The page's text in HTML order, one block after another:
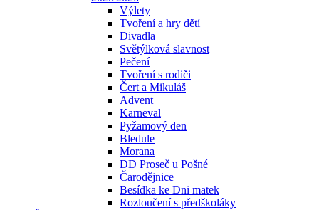
Výlety
Tvoření a hry dětí
Divadla
Světýlková slavnost
Pečení
Tvoření s rodiči
Čert a Mikuláš
Advent
Karneval
Pyžamový den
Bledule
Morana
DD Proseč u Pošné
Čarodějnice
Besídka ke Dni matek
Rozloučení s předškoláky